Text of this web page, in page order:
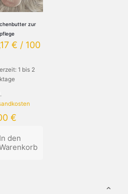
zur
€ / 100
1 bis 2
€
In den